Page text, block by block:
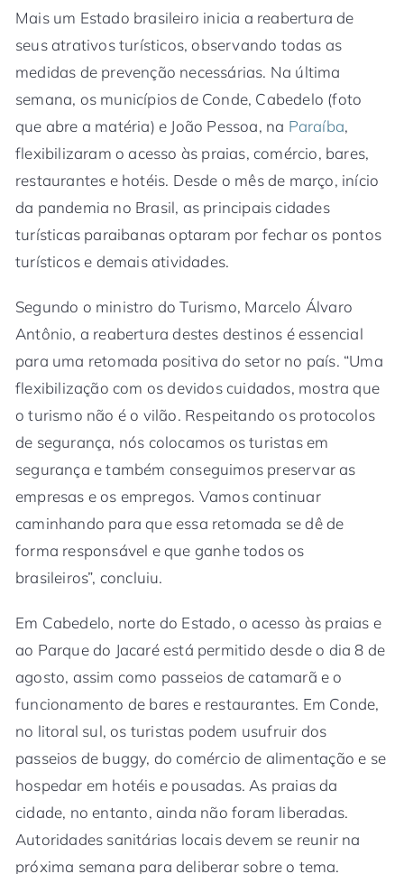
Mais um Estado brasileiro inicia a reabertura de
seus atrativos turísticos, observando todas as
medidas de prevenção necessárias. Na última
semana, os municípios de Conde, Cabedelo (foto
que abre a matéria) e João Pessoa, na Paraíba,
flexibilizaram o acesso às praias, comércio, bares,
restaurantes e hotéis. Desde o mês de março, início
da pandemia no Brasil, as principais cidades
turísticas paraibanas optaram por fechar os pontos
turísticos e demais atividades.
Segundo o ministro do Turismo, Marcelo Álvaro
Antônio, a reabertura destes destinos é essencial
para uma retomada positiva do setor no país. “Uma
flexibilização com os devidos cuidados, mostra que
o turismo não é o vilão. Respeitando os protocolos
de segurança, nós colocamos os turistas em
segurança e também conseguimos preservar as
empresas e os empregos. Vamos continuar
caminhando para que essa retomada se dê de
forma responsável e que ganhe todos os
brasileiros”, concluiu.
Em Cabedelo, norte do Estado, o acesso às praias e
ao Parque do Jacaré está permitido desde o dia 8 de
agosto, assim como passeios de catamarã e o
funcionamento de bares e restaurantes. Em Conde,
no litoral sul, os turistas podem usufruir dos
passeios de buggy, do comércio de alimentação e se
hospedar em hotéis e pousadas. As praias da
cidade, no entanto, ainda não foram liberadas.
Autoridades sanitárias locais devem se reunir na
próxima semana para deliberar sobre o tema.